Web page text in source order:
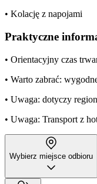
• Kolację z napojami
Praktyczne
• Orientacyjny czas
• Warto zabrać:
• Uwaga: dotyczy
• Uwaga: Transport z
Wybierz miejsce odbioru